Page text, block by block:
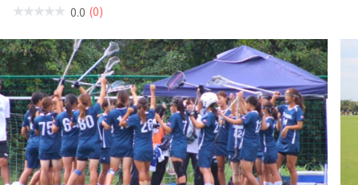
0.0 (0)